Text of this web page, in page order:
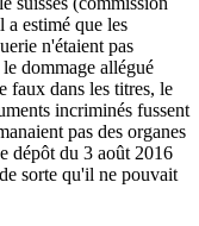
estimé que les
n'étaient pas
dommage allégué
faux dans les titres, le
incriminés fussent
pas des organes
dépôt du 3 août 2016
sorte qu'il ne pouvait